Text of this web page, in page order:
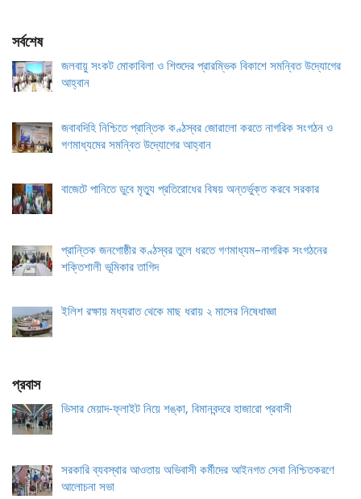
সর্বশেষ
জলবায়ু সংকট মোকাবিলা ও শিশুদের প্রারম্ভিক বিকাশে সমন্বিত উদ্যোগের
আহ্বান
জবাবদিহি নিশ্চিতে প্রান্তিক কণ্ঠস্বর জোরালো করতে নাগরিক সংগঠন ও
গণমাধ্যমের সমন্বিত উদ্যোগের আহ্বান
বাজেটে পানিতে ডুবে মৃত্যু প্রতিরোধের বিষয় অন্তর্ভুক্ত করবে সরকার
প্রান্তিক জনগোষ্ঠীর কণ্ঠস্বর তুলে ধরতে গণমাধ্যম–নাগরিক সংগঠনের
শক্তিশালী ভূমিকার তাগিদ
ইলিশ রক্ষায় মধ্যরাত থেকে মাছ ধরায় ২ মাসের নিষেধাজ্ঞা
প্রবাস
ভিসার মেয়াদ-ফ্লাইট নিয়ে শঙ্কা, বিমানবন্দরে হাজারো প্রবাসী
সরকারি ব্যবস্থার আওতায় অভিবাসী কর্মীদের আইনগত সেবা নিশ্চিতকরণে
আলোচনা সভা